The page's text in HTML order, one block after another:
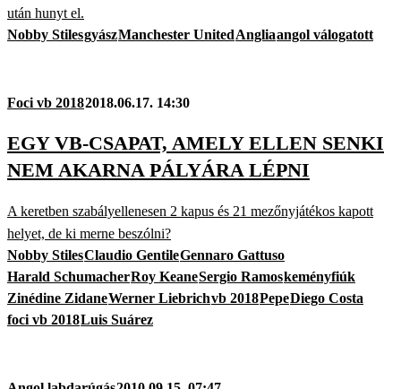
után hunyt el.
Nobby StilesgyászManchester UnitedAngliaangol válogatott
Foci vb 20182018.06.17. 14:30
EGY VB-CSAPAT, AMELY ELLEN SENKI
NEM AKARNA PÁLYÁRA LÉPNI
A keretben szabályellenesen 2 kapus és 21 mezőnyjátékos kapott
helyet, de ki merne beszólni?
Nobby StilesClaudio GentileGennaro Gattuso
Harald SchumacherRoy KeaneSergio Ramoskeményfiúk
Zinédine ZidaneWerner Liebrichvb 2018PepeDiego Costa
foci vb 2018Luis Suárez